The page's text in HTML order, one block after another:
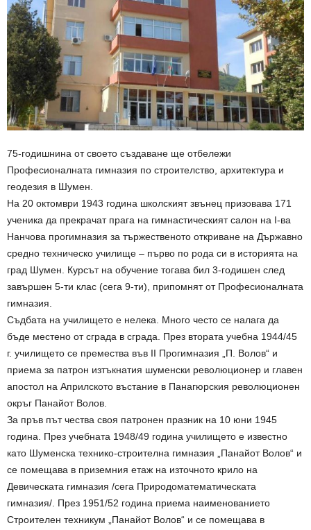
75-годишнина от своето създаване ще отбележи
Професионалната гимназия по строителство, архитектура и
геодезия в Шумен.
На 20 октомври 1943 година школският звънец призовава 171
ученика да прекрачат прага на гимнастическият салон на I-ва
Нанчова прогимназия за тържественото откриване на Държавно
средно техническо училище – първо по рода си в историята на
град Шумен. Курсът на обучение тогава бил 3-годишен след
завършен 5-ти клас (сега 9-ти), припомнят от Професионалната
гимназия.
Съдбата на училището е нелека. Много често се налага да
бъде местено от сграда в сграда. През втората учебна 1944/45
г. училището се премества във II Прогимназия „П. Волов“ и
приема за патрон изтъкнатия шуменски революционер и главен
апостол на Априлското въстание в Панагюрския революционен
окръг Панайот Волов.
За пръв път чества своя патронен празник на 10 юни 1945
година. През учебната 1948/49 година училището е известно
като Шуменска технико-строителна гимназия „Панайот Волов“ и
се помещава в приземния етаж на източното крило на
Девическата гимназия /сега Природоматематическата
гимназия/. През 1951/52 година приема наименованието
Строителен техникум „Панайот Волов“ и се помещава в